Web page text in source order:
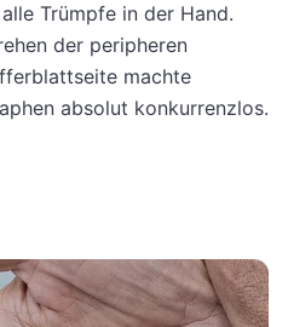
Trümpfe in der Hand.
der peripheren
machte
absolut konkurrenzlos.